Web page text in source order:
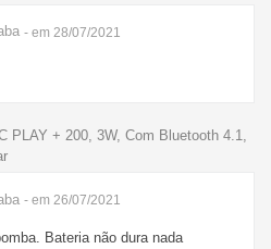
- em 28/07/2021
PLAY + 200, 3W, Com Bluetooth 4.1,
- em 26/07/2021
Bateria não dura nada